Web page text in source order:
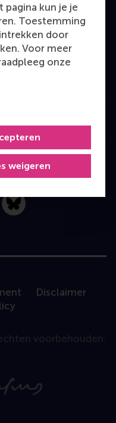
kun je je
Toestemming
door
Voor meer
onze
weigeren
Bluesky
Disclaimer